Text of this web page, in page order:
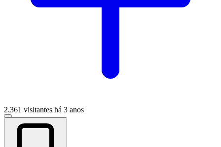
2,361 visitantes há 3 anos